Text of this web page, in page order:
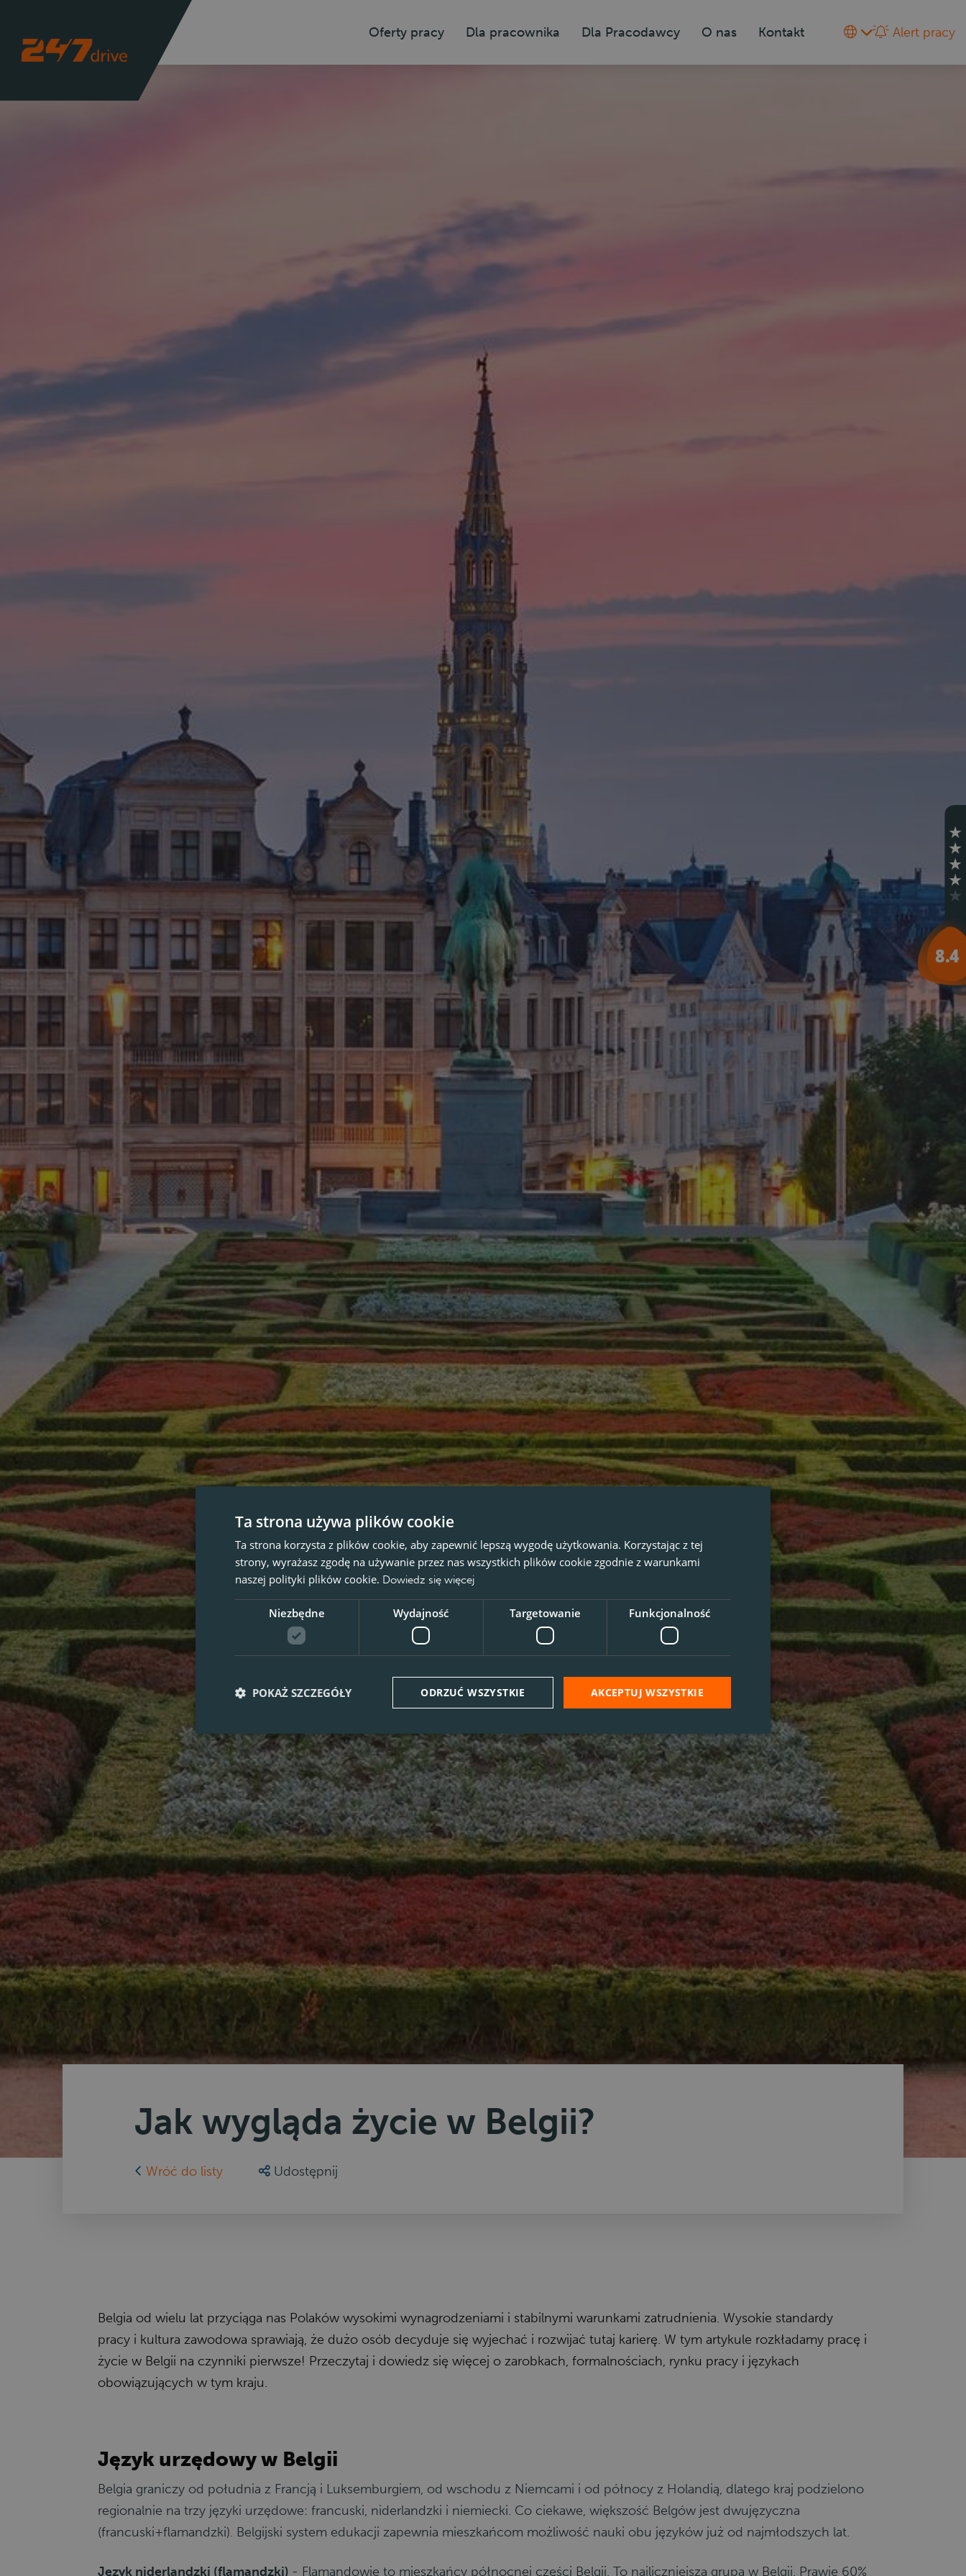
Oferty pracy Dla pracownika Dla Pracodawcy O nas Kontakt Alert pracy
Jak wygląda życie w Belgii?
Wróć do listy Udostępnij
Belgia od wielu lat przyciąga nas Polaków wysokimi wynagrodzeniami i stabilnymi warunkami zatrudnienia. Wysokie standardy
pracy i kultura zawodowa sprawiają, że dużo osób decyduje się wyjechać i rozwijać tutaj karierę. W tym artykule rozkładamy pracę i
życie w Belgii na czynniki pierwsze! Przeczytaj i dowiedz się więcej o zarobkach, formalnościach, rynku pracy i językach
obowiązujących w tym kraju.
Język urzędowy w Belgii
Belgia graniczy od południa z Francją i Luksemburgiem, od wschodu z Niemcami i od północy z Holandią, dlatego kraj podzielono
regionalnie na trzy języki urzędowe: francuski, niderlandzki i niemiecki. Co ciekawe, większość Belgów jest dwujęzyczna
(francuski+flamandzki). Belgijski system edukacji zapewnia mieszkańcom możliwość nauki obu języków już od najmłodszych lat.
Język niderlandzki (flamandzki) - Flamandowie to mieszkańcy północnej części Belgii. To najliczniejsza grupa w Belgii. Prawie 60%
Ta strona używa plików cookie
Ta strona korzysta z plików cookie, aby zapewnić lepszą wygodę użytkowania. Korzystając z tej
strony, wyrażasz zgodę na używanie przez nas wszystkich plików cookie zgodnie z warunkami
naszej polityki plików cookie. Dowiedz się więcej
Niezbędne Wydajność Targetowanie Funkcjonalność
AKCEPTUJ WSZYSTKIE
ODRZUĆ WSZYSTKIE
POKAŻ SZCZEGÓŁY